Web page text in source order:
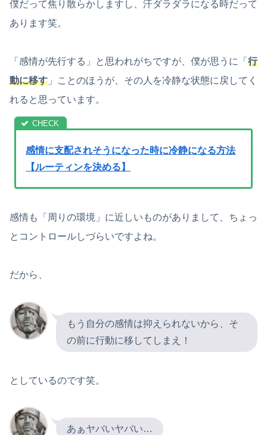
僕だって焦り散らかしますし、汗ダラダラになる時だって
あります笑。
「感情が先行する」と思われがちですが、僕が思うに「 行
動に移す 」ことのほうが、その人を冷静な状態に戻してく
れると思っています。
感情に支配されそうになった時に冷静になる方法
【ルーティンを決める】
感情も「周りの環境」に近しいものがありまして、ちょっ
とコントロールしづらいですよね。
だから、
もう自分の感情は抑えられないから、そ
の前に行動に移してしまえ！
としているのです笑。
あぁヤバいヤバい…